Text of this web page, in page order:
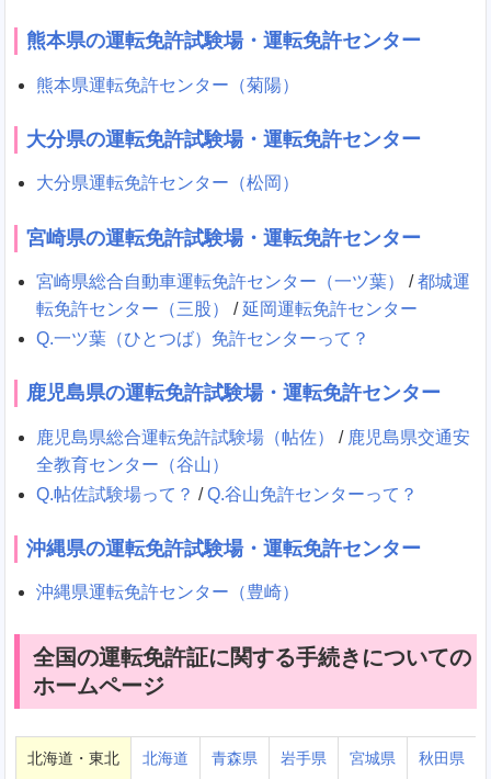
熊本県の運転免許試験場・運転免許センター
熊本県運転免許センター（菊陽）
大分県の運転免許試験場・運転免許センター
大分県運転免許センター（松岡）
宮崎県の運転免許試験場・運転免許センター
宮崎県総合自動車運転免許センター（一ツ葉） /都城運
転免許センター（三股）
/延岡運転免許センター
Q.一ツ葉（ひとつば）免許センターって？
鹿児島県の運転免許試験場・運転免許センター
鹿児島県総合運転免許試験場（帖佐） / 鹿児島県交通安
全教育センター（谷山）
Q.帖佐試験場って？ /Q.谷山免許センターって？
沖縄県の運転免許試験場・運転免許センター
沖縄県運転免許センター（豊崎）
全国の運転免許証に関する手続きについての
ホームページ
北海道・東北 北海道 青森県 岩手県 宮城県 秋田県